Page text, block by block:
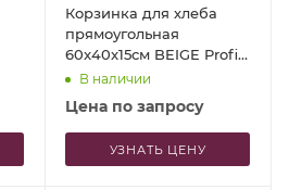
Корзинка для хлеба
прямоугольная
60x40x15см BEIGE Profi-
ChefВ наличии
Цена по запросу
УЗНАТЬ ЦЕНУ